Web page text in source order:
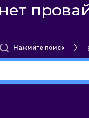
Нажмите поиск